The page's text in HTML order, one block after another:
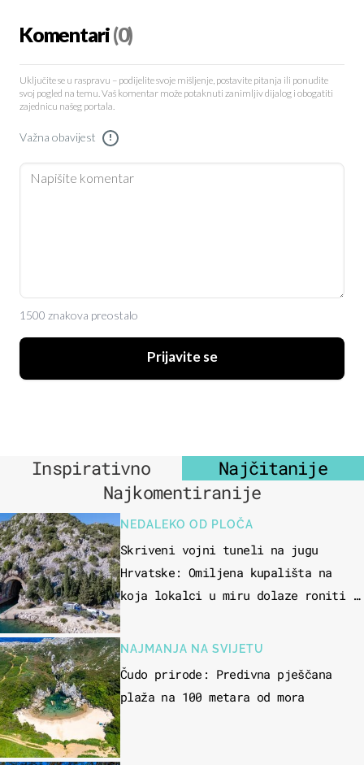
Komentari(0)
Uključite se u raspravu – podijelite svoje mišljenje, postavite pitanja ili ponudite
svoj pogled na temu. Vaš komentar može potaknuti zanimljiv dijalog i obogatiti
zajednicu našeg portala.
Važna obavijest !
1500 znakova preostalo
Prijavite se
Inspirativno
Najčitanije
Najkomentiranije
NEDALEKO OD PLOČA
Skriveni vojni tuneli na jugu
Hrvatske: Omiljena kupališta na
koja lokalci u miru dolaze roniti i
NAJMANJA NA SVIJETU
Čudo prirode: Predivna pješčana
plaža na 100 metara od mora